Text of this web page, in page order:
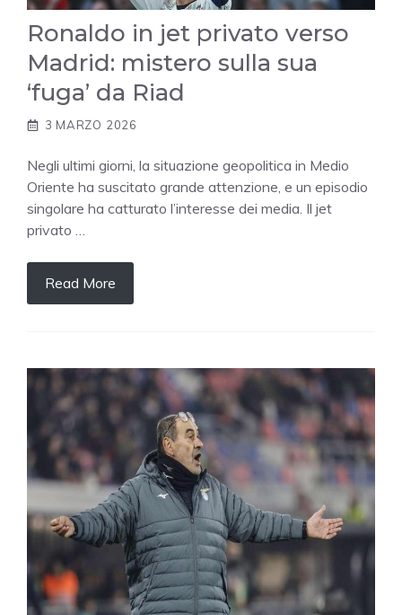
Ronaldo in jet privato verso
Madrid: mistero sulla sua
‘fuga’ da Riad
3 MARZO 2026
Negli ultimi giorni, la situazione geopolitica in Medio
Oriente ha suscitato grande attenzione, e un episodio
singolare ha catturato l’interesse dei media. Il jet
privato …
Read More